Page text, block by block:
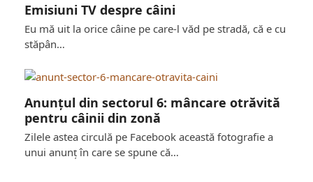
Emisiuni TV despre câini
Emisiuni TV despre câini
Eu mă uit la orice câine pe care-l văd pe stradă, că e cu
stăpân…
Anunțul din sectorul 6: mâncare otrăvită
pentru câinii din zonă
Anunțul din sectorul 6: mâncare otrăvită
pentru câinii din zonă
Zilele astea circulă pe Facebook această fotografie a
unui anunț în care se spune că…